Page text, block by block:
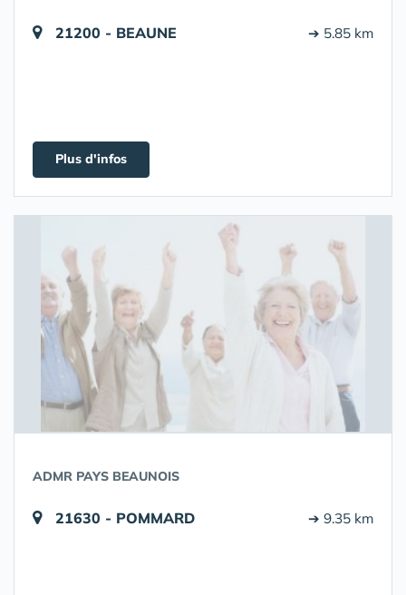
21200 - BEAUNE ➔ 5.85 km
Plus d'infos
ADMR PAYS BEAUNOIS
21630 - POMMARD ➔ 9.35 km